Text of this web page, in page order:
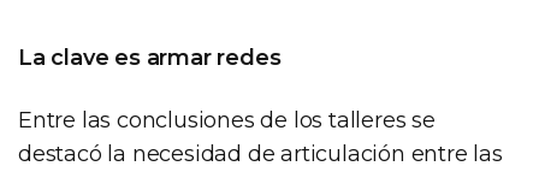
La clave es armar redes
Entre las conclusiones de los talleres se
destacó la necesidad de articulación entre las